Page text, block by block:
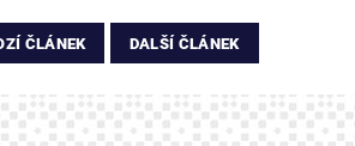
ČLÁNEK DALŠÍ ČLÁNEK